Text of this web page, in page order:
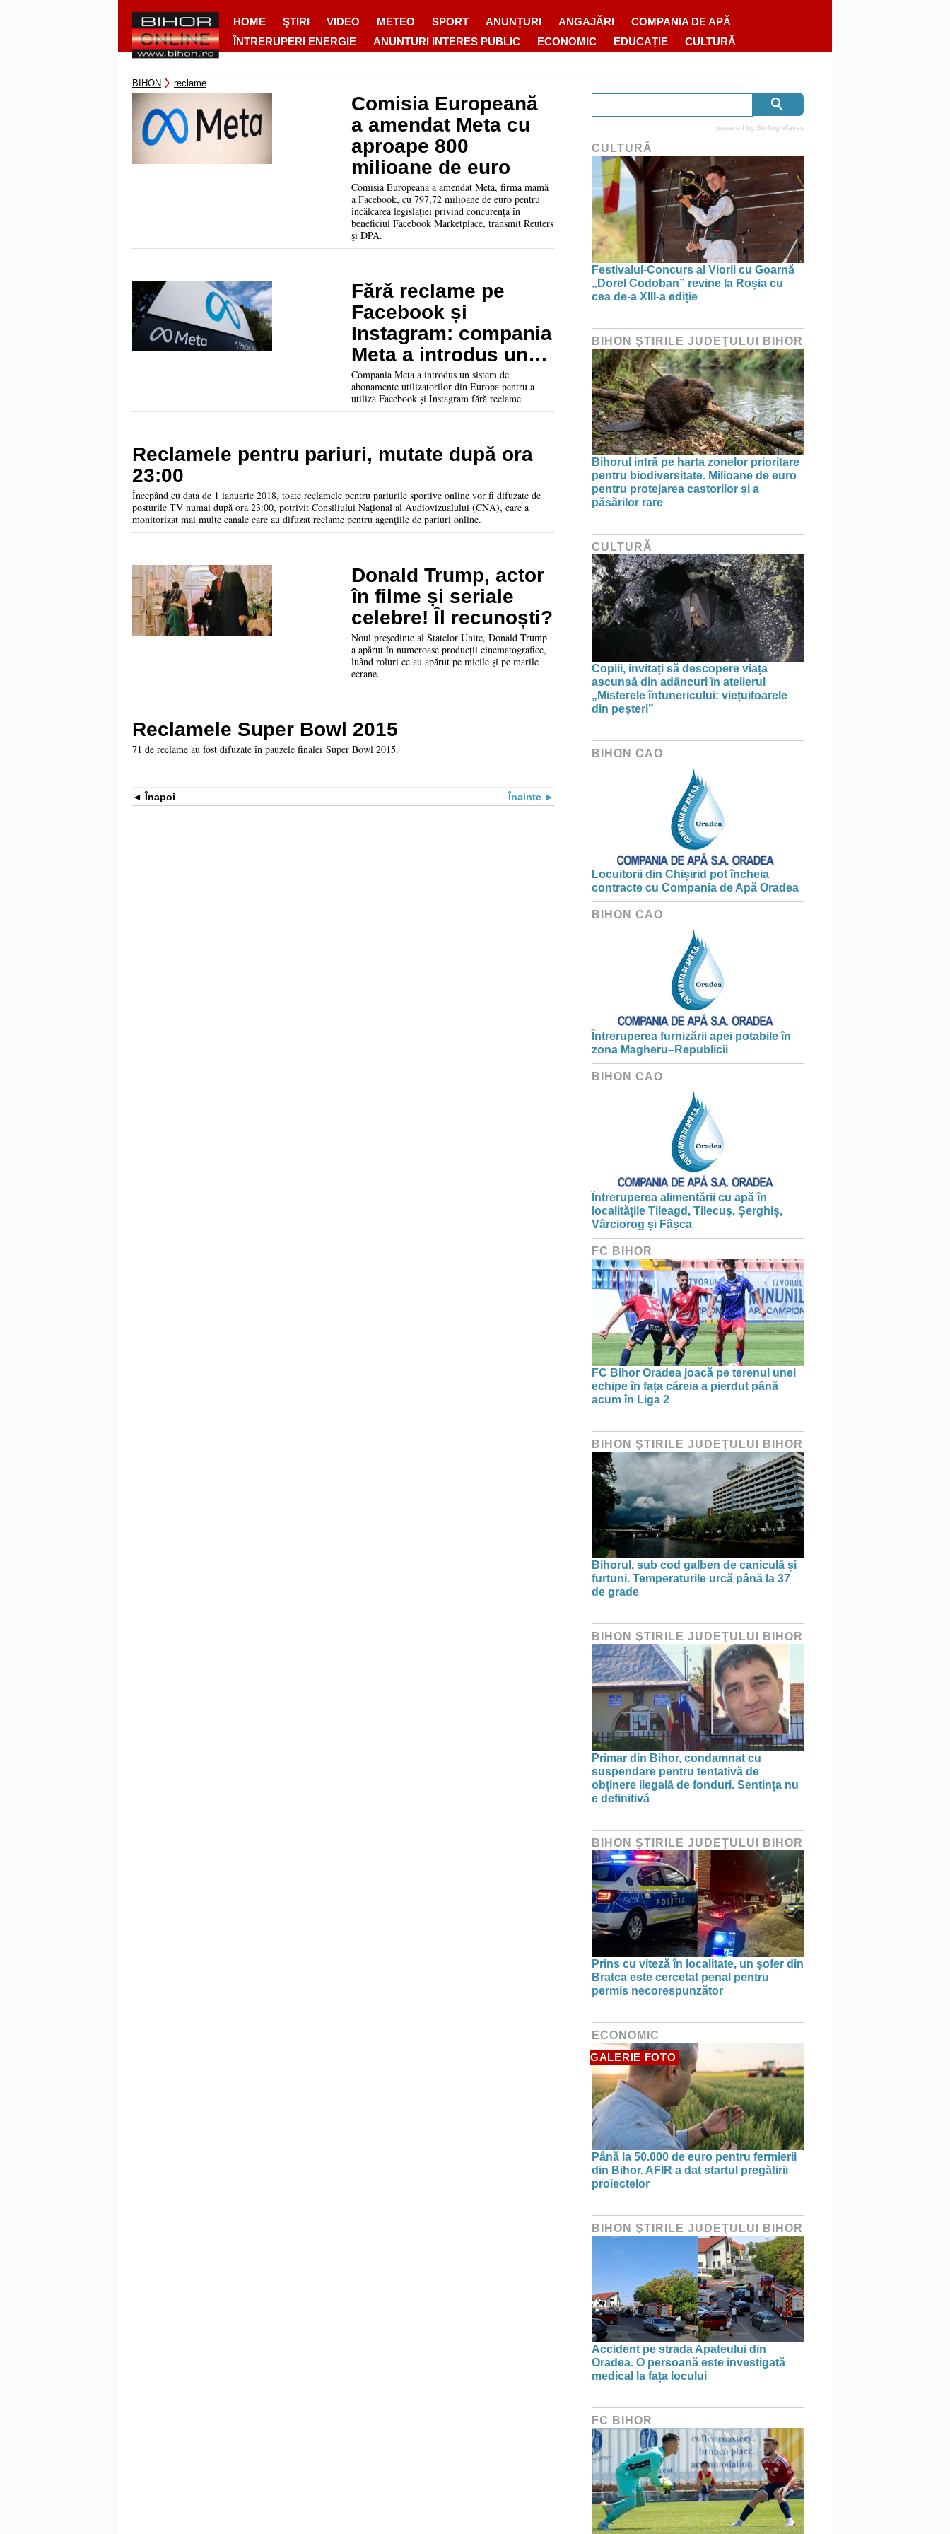
HOME ŞTIRI VIDEO METEO SPORT ANUNȚURI ANGAJĂRI
COMPANIA DE APĂ
ÎNTRERUPERI ENERGIE
ANUNTURI INTERES PUBLIC ECONOMIC EDUCAȚIE CULTURĂ
BIHON reclame
Comisia Europeană
a amendat Meta cu
aproape 800
milioane de euro
Comisia Europeană a amendat Meta, firma mamă
a Facebook, cu 797,72 milioane de euro pentru
încălcarea legislaţiei privind concurenţa în
beneficiul Facebook Marketplace, transmit Reuters
şi DPA.
Fără reclame pe
Facebook și
Instagram: compania
Meta a introdus un
sistem de
abonamente
Compania Meta a introdus un sistem de
abonamente utilizatorilor din Europa pentru a
utiliza Facebook și Instagram fără reclame.
Reclamele pentru pariuri, mutate după ora
23:00
Începând cu data de 1 ianuarie 2018, toate reclamele pentru pariurile sportive online vor fi difuzate de
posturile TV numai după ora 23:00, potrivit Consiliului Naţional al Audiovizualului (CNA), care a
monitorizat mai multe canale care au difuzat reclame pentru agenţiile de pariuri online.
Donald Trump, actor
în filme și seriale
celebre! Îl recunoști?
Noul președinte al Statelor Unite, Donald Trump
a apărut în numeroase producții cinematografice,
luând roluri ce au apărut pe micile şi pe marile
ecrane.
Reclamele Super Bowl 2015
71 de reclame au fost difuzate în pauzele finalei Super Bowl 2015.
Înapoi Înainte
powered by Surfing Waves
CULTURĂ
Festivalul-Concurs al Viorii cu Goarnă
„Dorel Codoban” revine la Roșia cu
cea de-a XIII-a ediție
BIHON ŞTIRILE JUDEŢULUI BIHOR
Bihorul intră pe harta zonelor prioritare
pentru biodiversitate. Milioane de euro
pentru protejarea castorilor și a
păsărilor rare
CULTURĂ
Copiii, invitați să descopere viața
ascunsă din adâncuri în atelierul
„Misterele întunericului: viețuitoarele
din peșteri”
BIHON CAO
Locuitorii din Chișirid pot încheia
contracte cu Compania de Apă Oradea
BIHON CAO
Întreruperea furnizării apei potabile în
zona Magheru–Republicii
BIHON CAO
Întreruperea alimentării cu apă în
localitățile Tileagd, Tilecuș, Șerghiș,
Vârciorog și Fâșca
FC BIHOR
FC Bihor Oradea joacă pe terenul unei
echipe în fața căreia a pierdut până
acum în Liga 2
BIHON ŞTIRILE JUDEŢULUI BIHOR
Bihorul, sub cod galben de caniculă și
furtuni. Temperaturile urcă până la 37
de grade
BIHON ŞTIRILE JUDEŢULUI BIHOR
Primar din Bihor, condamnat cu
suspendare pentru tentativă de
obținere ilegală de fonduri. Sentința nu
e definitivă
BIHON ŞTIRILE JUDEŢULUI BIHOR
Prins cu viteză în localitate, un șofer din
Bratca este cercetat penal pentru
permis necorespunzător
ECONOMIC
GALERIE FOTO
Până la 50.000 de euro pentru fermierii
din Bihor. AFIR a dat startul pregătirii
proiectelor
BIHON ŞTIRILE JUDEŢULUI BIHOR
Accident pe strada Apateului din
Oradea. O persoană este investigată
medical la fața locului
FC BIHOR